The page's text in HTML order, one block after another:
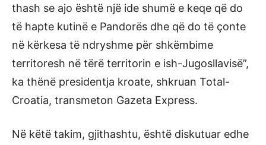
thash se ajo është një ide shumë e keqe që do
të hapte kutinë e Pandorës dhe që do të çonte
në kërkesa të ndryshme për shkëmbime
territoresh në tërë territorin e ish-Jugosllavisë”,
ka thënë presidentja kroate, shkruan Total-
Croatia, transmeton Gazeta Express.
Në këtë takim, gjithashtu, është diskutuar edhe